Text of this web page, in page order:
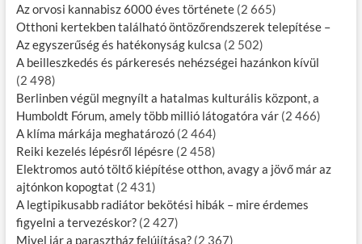
Az orvosi kannabisz 6000 éves története (2 665)
Otthoni kertekben található öntözőrendszerek telepítése –
Az egyszerűség és hatékonyság kulcsa (2 502)
A beilleszkedés és párkeresés nehézségei hazánkon kívül
(2 498)
Berlinben végül megnyílt a hatalmas kulturális központ, a
Humboldt Fórum, amely több millió látogatóra vár (2 466)
A klíma márkája meghatározó (2 464)
Reiki kezelés lépésről lépésre (2 458)
Elektromos autó töltő kiépítése otthon, avagy a jövő már az
ajtónkon kopogtat (2 431)
A legtipikusabb radiátor bekötési hibák – mire érdemes
figyelni a tervezéskor? (2 427)
Mivel jár a parasztház felújítása? (2 367)